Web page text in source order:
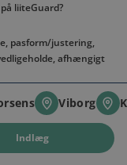
liiteGuard?
pasform/justering,
afhængigt
Viborg
Viborg
Indlæg